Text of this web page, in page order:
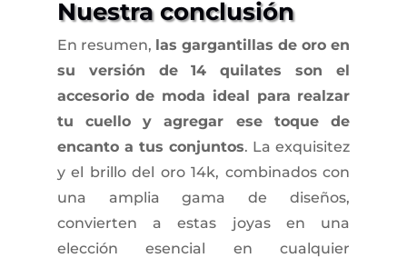
Nuestra conclusión
En resumen, las gargantillas de oro en
su versión de 14 quilates son el
accesorio de moda ideal para realzar
tu cuello y agregar ese toque de
encanto a tus conjuntos. La exquisitez
y el brillo del oro 14k, combinados con
una amplia gama de diseños,
convierten a estas joyas en una
elección esencial en cualquier